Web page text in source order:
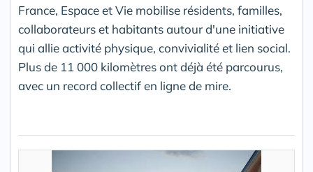
France, Espace et Vie mobilise résidents, familles,
collaborateurs et habitants autour d'une initiative
qui allie activité physique, convivialité et lien social.
Plus de 11 000 kilomètres ont déjà été parcourus,
avec un record collectif en ligne de mire.